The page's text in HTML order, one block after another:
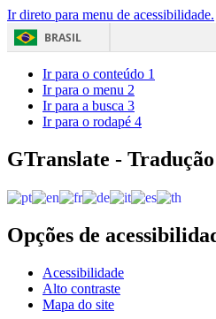
Ir direto para menu de acessibilidade.
BRASIL
Ir para o conteúdo 1
Ir para o menu 2
Ir para a busca 3
Ir para o rodapé 4
GTranslate -
Opções de
Acessibilidade
Alto contraste
Mapa do site